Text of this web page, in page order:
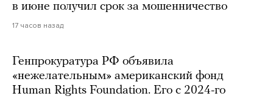
в июне получил срок за мошенничество
17 часов назад
Генпрокуратура РФ объявила
«нежелательным» американский фонд
Human Rights Foundation. Его с 2024-го